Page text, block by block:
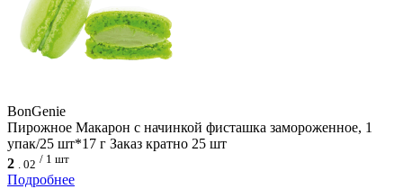
BonGenie
Пирожное Макарон с начинкой фисташка замороженное, 1
упак/25 шт*17 г Заказ кратно 25 шт
2 . 02 / 1 шт
Подробнее